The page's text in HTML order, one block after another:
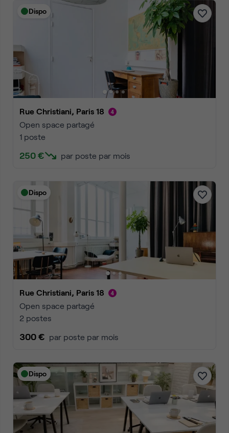
Dispo
Rue Christiani, Paris 18
Open space partagé
1 poste
250 € par poste par mois
Dispo
Rue Christiani, Paris 18
Open space partagé
2 postes
300 € par poste par mois
Dispo